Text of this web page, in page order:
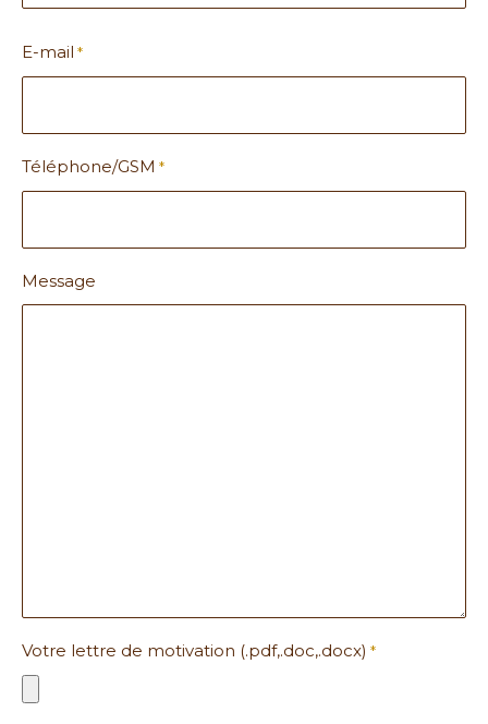
E-mail *
Téléphone/GSM *
Message
Votre lettre de motivation (.pdf,.doc,.docx) *